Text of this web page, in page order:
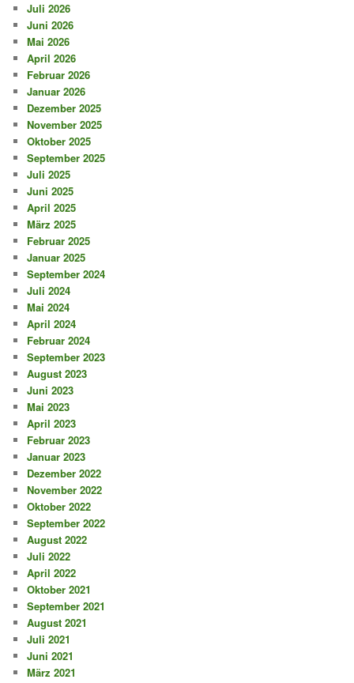
Juli 2026
Juni 2026
Mai 2026
April 2026
Februar 2026
Januar 2026
Dezember 2025
November 2025
Oktober 2025
September 2025
Juli 2025
Juni 2025
April 2025
März 2025
Februar 2025
Januar 2025
September 2024
Juli 2024
Mai 2024
April 2024
Februar 2024
September 2023
August 2023
Juni 2023
Mai 2023
April 2023
Februar 2023
Januar 2023
Dezember 2022
November 2022
Oktober 2022
September 2022
August 2022
Juli 2022
April 2022
Oktober 2021
September 2021
August 2021
Juli 2021
Juni 2021
März 2021